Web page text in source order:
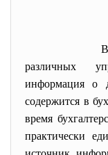
различных
информация о
содержится в
время
практически